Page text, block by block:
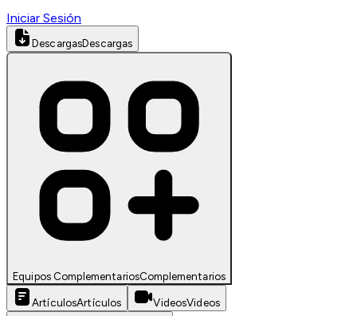
Iniciar Sesión
DescargasDescargas
Equipos ComplementariosComplementarios
ArtículosArtículos VideosVideos